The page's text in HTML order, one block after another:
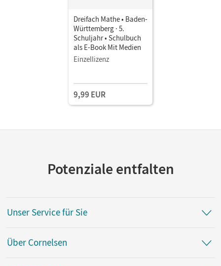
Dreifach Mathe • Baden-
Württemberg · 5.
Schuljahr • Schulbuch
als E-Book Mit Medien
Einzellizenz
9,99 EUR
Potenziale entfalten
Unser Service für Sie
Über Cornelsen